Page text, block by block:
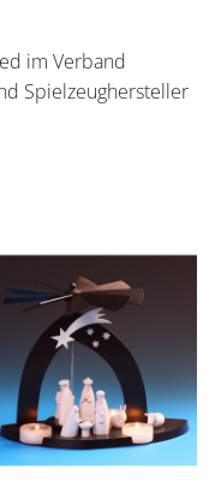
im Verband
Spielzeughersteller